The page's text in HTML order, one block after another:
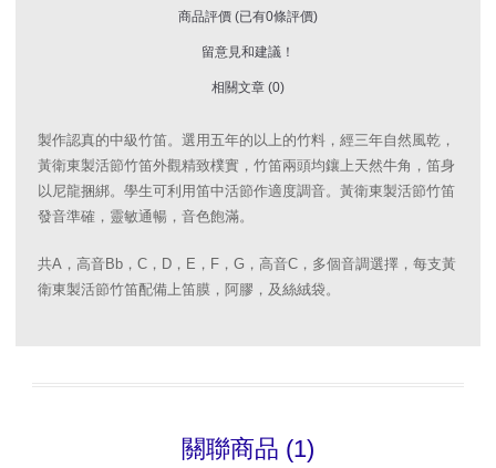
商品評價 (已有0條評價)
留意見和建議！
相關文章 (0)
製作認真的中級竹笛。選用五年的以上的竹料，經三年自然風乾，
黃衛東製活節竹笛外觀精致樸實，竹笛兩頭均鑲上天然牛角，笛身
以尼龍捆綁。學生可利用笛中活節作適度調音。黃衛東製活節竹笛
發音準確，靈敏通暢，音色飽滿。
共A，高音Bb，C，D，E，F，G，高音C，多個音調選擇，每支黃
衛東製活節竹笛配備上笛膜，阿膠，及絲絨袋。
關聯商品 (1)